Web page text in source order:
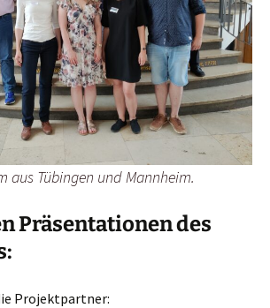
aus Tübingen und Mannheim.
Präsentationen des
Projektpartner: